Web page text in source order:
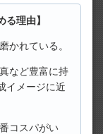
る理由】
かれている。
など豊富に持
イメージに近
コスパがい